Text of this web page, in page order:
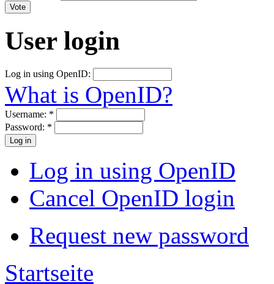
User login
Log in using OpenID:
What is OpenID?
Username: *
Password: *
Log in using OpenID
Cancel OpenID login
Request new password
Startseite